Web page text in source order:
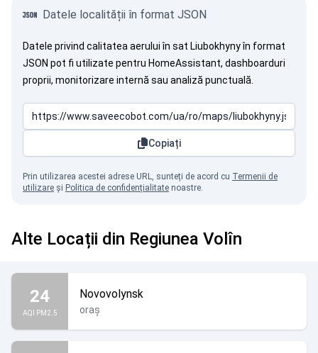
Datele localității în format JSON
Datele privind calitatea aerului în sat Liubokhyny în format
JSON pot fi utilizate pentru HomeAssistant, dashboarduri
proprii, monitorizare internă sau analiză punctuală.
Copiați
Prin utilizarea acestei adrese URL, sunteți de acord cu Termenii de
utilizare și Politica de confidențialitate noastre.
Alte Locații din Regiunea Volîn
24
AQI PM2.5
Novovolynsk
oraș